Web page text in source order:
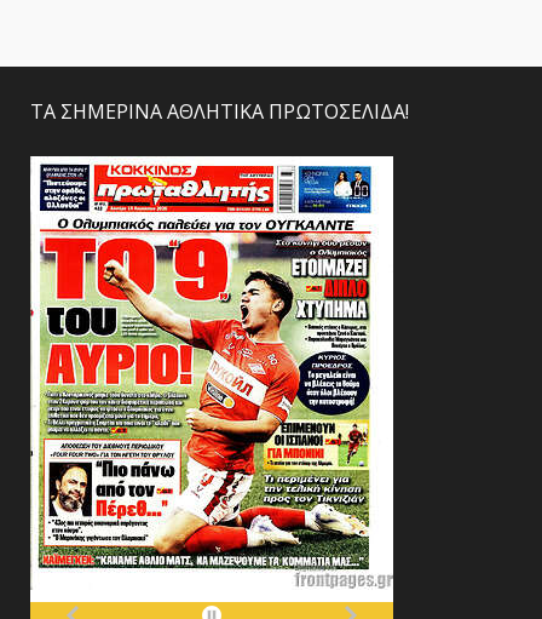
ΤΑ ΣΗΜΕΡΙΝΑ ΑΘΛΗΤΙΚΑ ΠΡΩΤΟΣΕΛΙΔΑ!